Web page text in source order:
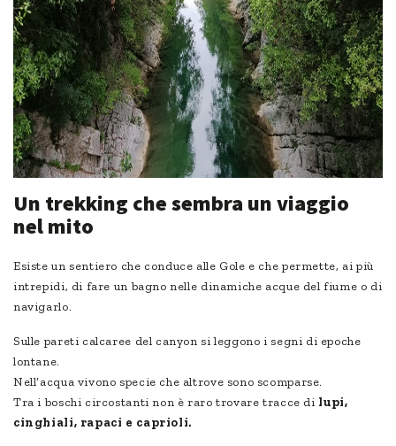
Un trekking che sembra un viaggio
nel mito
Esiste un sentiero che conduce alle Gole e che permette, ai più
intrepidi, di fare un bagno nelle dinamiche acque del fiume o di
navigarlo.
Sulle pareti calcaree del canyon si leggono i segni di epoche
lontane.
Nell’acqua vivono specie che altrove sono scomparse.
Tra i boschi circostanti non è raro trovare tracce di lupi,
cinghiali, rapaci e caprioli.